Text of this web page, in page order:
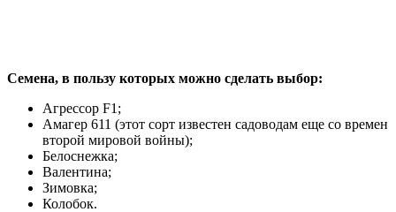
Семена, в пользу которых можно сделать выбор:
Агрессор F1;
Амагер 611 (этот сорт известен садоводам еще со времен
второй мировой войны);
Белоснежка;
Валентина;
Зимовка;
Колобок.